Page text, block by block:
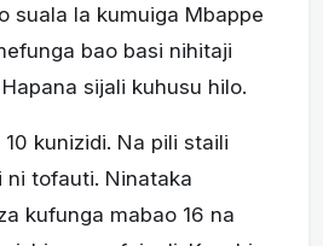
suala la kumuiga Mbappe
bao basi nihitaji
sijali kuhusu hilo.
kunizidi. Na pili staili
tofauti. Ninataka
kufunga mabao 16 na